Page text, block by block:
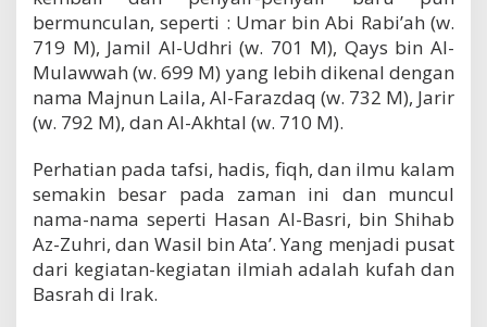
bermunculan, seperti : Umar bin Abi Rabi’ah (w.
719 M), Jamil Al-Udhri (w. 701 M), Qays bin Al-
Mulawwah (w. 699 M) yang lebih dikenal dengan
nama Majnun Laila, Al-Farazdaq (w. 732 M), Jarir
(w. 792 M), dan Al-Akhtal (w. 710 M).
Perhatian pada tafsi, hadis, fiqh, dan ilmu kalam
semakin besar pada zaman ini dan muncul
nama-nama seperti Hasan Al-Basri, bin Shihab
Az-Zuhri, dan Wasil bin Ata’. Yang menjadi pusat
dari kegiatan-kegiatan ilmiah adalah kufah dan
Basrah di Irak.